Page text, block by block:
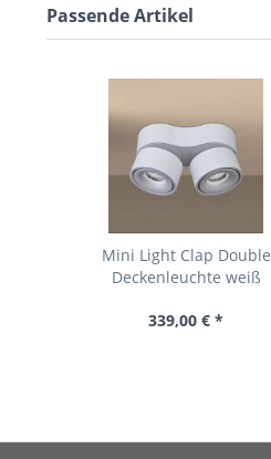
Passende Artikel
Mini Light Clap Double
Deckenleuchte weiß
339,00 € *